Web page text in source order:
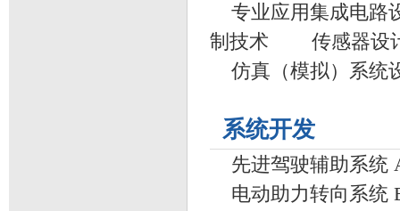
专业应用集成电路
制技术
传感器设
仿真（模拟）系统
系统开发
先进驾驶辅助系统
电动助力转向系统